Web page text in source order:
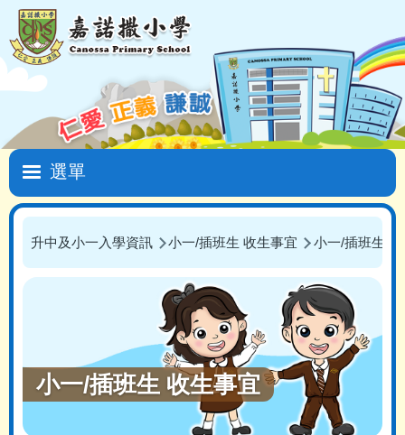
移至主內容
Main
navigation
導
航
升中及小一入學資訊 小一/插班生 收生事宜 小一/插班生 收
小一/插班生 收生事宜